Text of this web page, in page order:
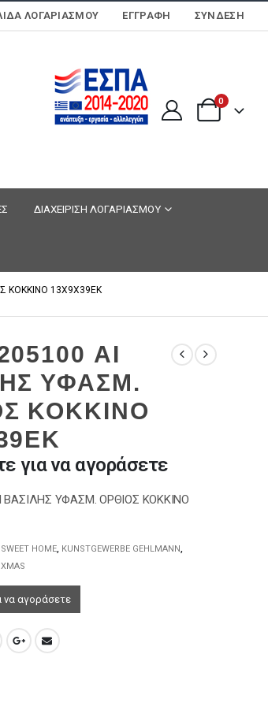
ΛΟΓΑΡΙΑΣΜΟΎ ΕΓΓΡΑΦΗ ΣΎΝΔΕΣΗ
0
ΔΙΑΧΕΙΡΙΣΗ ΛΟΓΑΡΙΑΣΜΟΥ
ΚΟΚΚΙΝΟ 13Χ9Χ39EK
ΑΙ
ΥΦΑΣΜ.
ΚΟΚΚΙΝΟ
για να αγοράσετε
ΒΑΣΙΛΗΣ ΥΦΑΣΜ. ΟΡΘΙΟΣ ΚΟΚΚΙΝΟ
HOME, KUNSTGEWERBE GEHLMANN
XMAS
να αγοράσετε